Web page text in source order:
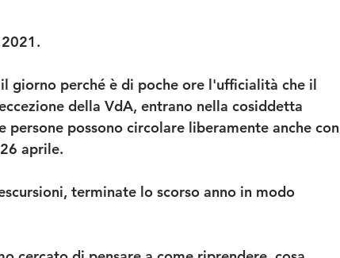
giorno perché è di poche ore l'ufficialità che il
della VdA, entrano nella cosiddetta
persone possono circolare liberamente anche con
aprile.
terminate lo scorso anno in modo